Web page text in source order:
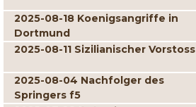
2025-08-18 Koenigsangriffe in
Dortmund
2025-08-11 Sizilianischer Vorstoss
2025-08-04 Nachfolger des
Springers f5